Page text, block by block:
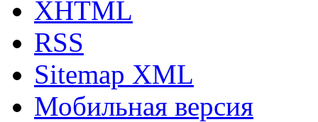
XHTML
RSS
Sitemap XML
Мобильная версия